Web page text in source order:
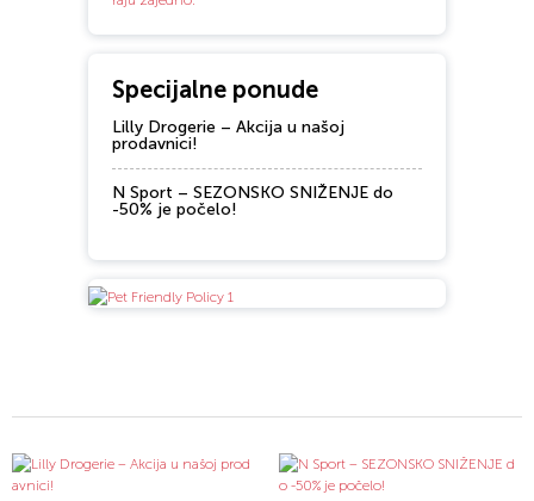
Specijalne ponude
Lilly Drogerie – Akcija u našoj
prodavnici!
N Sport – SEZONSKO SNIŽENJE do
-50% je počelo!